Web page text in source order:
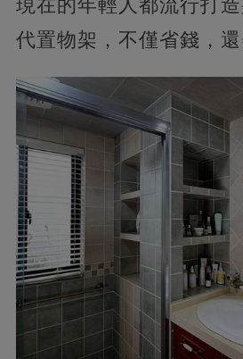
現在的年輕人都流行打
代置物架，不僅省錢，還